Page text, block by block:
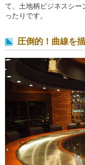
て、土地柄ビジネスシ
ったりです。
圧倒的！曲線を